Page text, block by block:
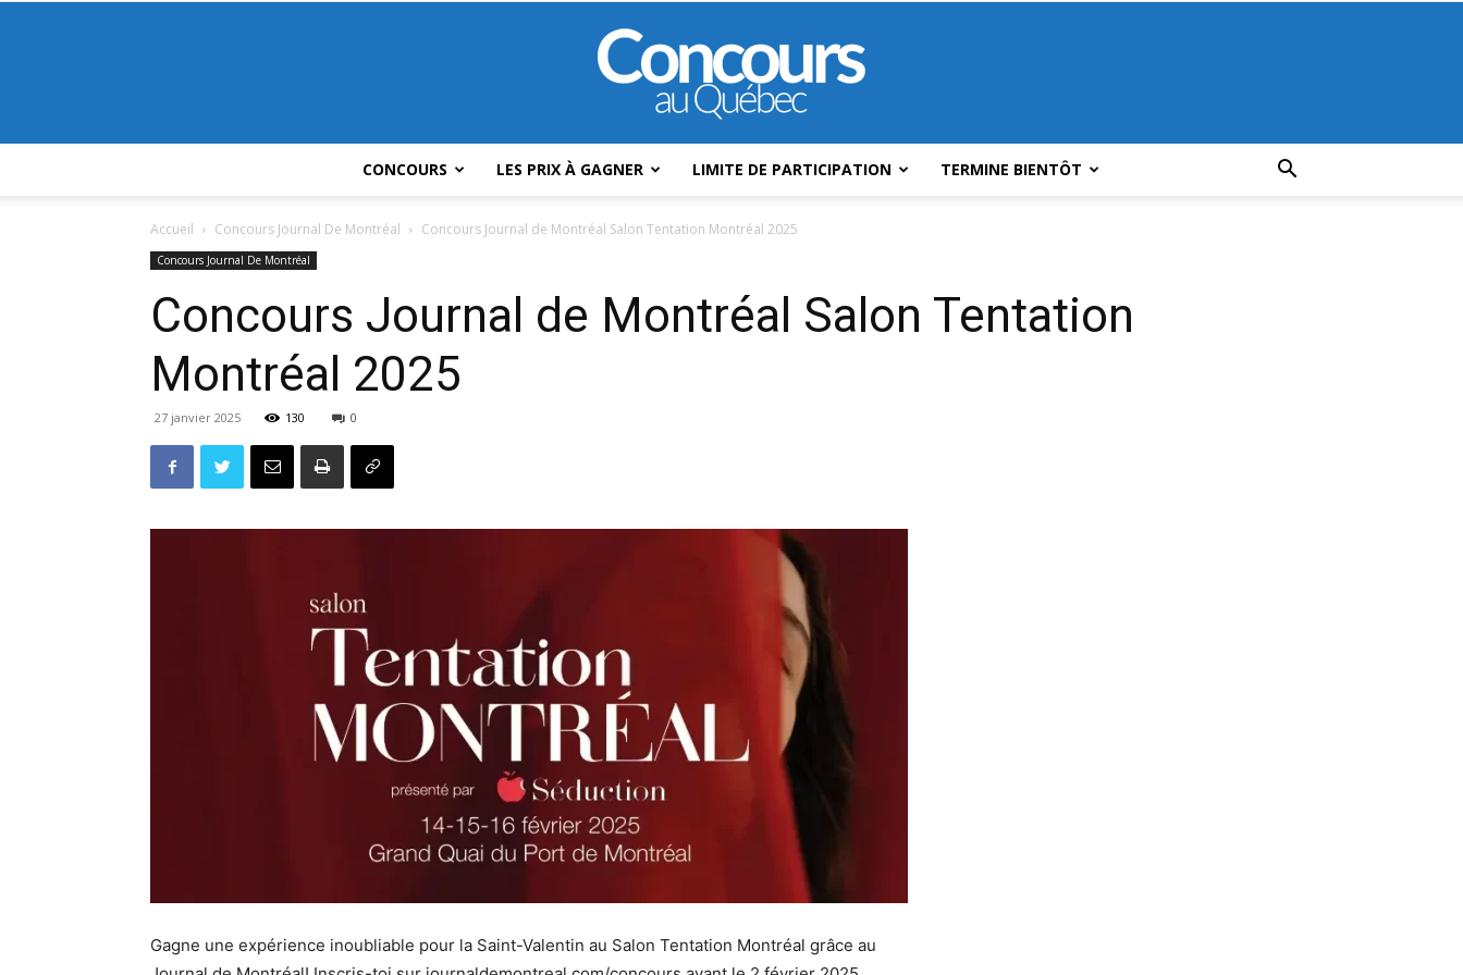
Au
CONCOURS LES PRIX À GAGNER LIMITE DE PARTICIPATION TERMINE BIENTÔT
Accueil Concours Journal De Montréal Concours Journal de Montréal Salon Tentation Montréal 2025
Concours Journal De Montréal
Concours Journal de Montréal Salon Tentation
Montréal 2025
27 janvier 2025 130 0
Gagne une expérience inoubliable pour la Saint-Valentin au Salon Tentation Montréal grâce au